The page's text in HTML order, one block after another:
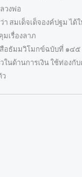
วงพ่อ
า สมเด็จเด็จองค์ปฐม ไ
เรื่องลาภ
อธัมมวิโมกข์ฉบับที่ ๑๔๕
ในด้านการเงิน ใช้ท่องกั
ว